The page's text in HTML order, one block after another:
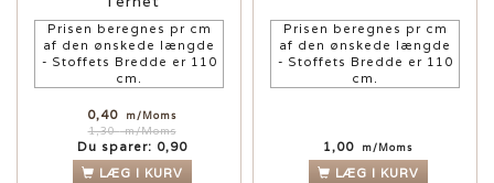
Prisen beregnes pr cm
af den ønskede længde
- Stoffets Bredde er 110
cm.
0,40 m/Moms
1,30m/Moms
Du sparer: 0,90
LÆG I KURV
Prisen beregnes pr cm
af den ønskede længde
- Stoffets Bredde er 110
cm.
1,00 m/Moms
LÆG I KURV